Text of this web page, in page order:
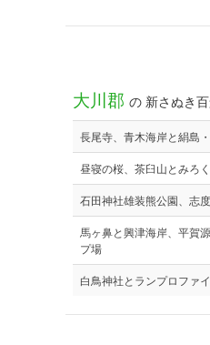
大川郡 の 新さぬき
長尾寺、青木海岸と絹島
昼寝の桜、茶臼山とみろ
石田神社雄装熊公園、志
馬ヶ鼻と興津海岸、平賀
プ場
白鳥神社とランプロファ